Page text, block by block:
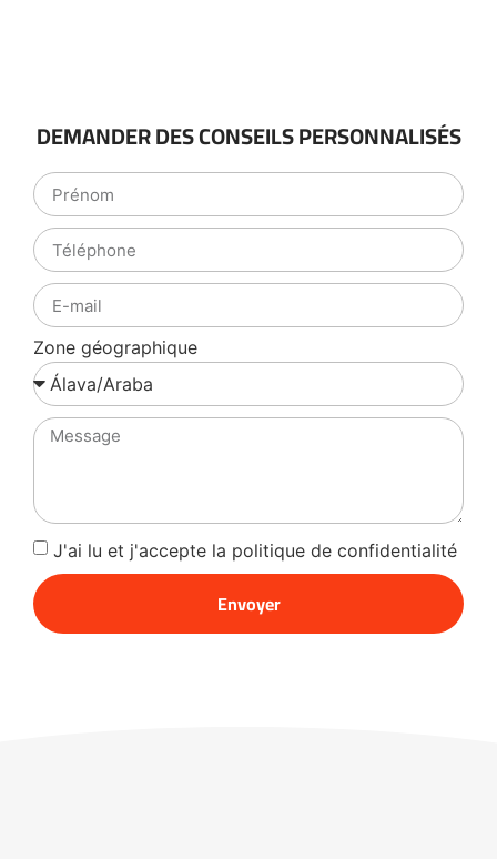
DEMANDER DES CONSEILS PERSONNALISÉS
Zone géographique
J'ai lu et j'accepte la politique de confidentialité
Envoyer